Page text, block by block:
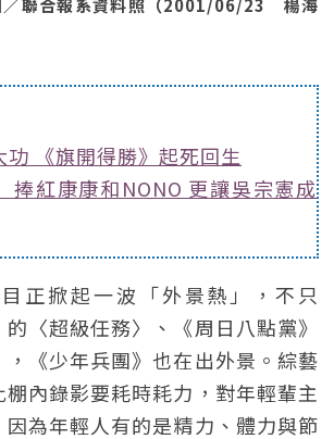
／聯合報系資料照（2001/06/23 楊海
功 《旗開得勝》起死回生
捧紅康康和NONO 更讓吳宗憲成
正掀起一波「外景熱」，不只
的〈超級任務〉、《周日八點黨》
《少年兵團》也在出外景。綜藝
內錄影要耗時耗力，對年輕輩主
為年輕人有的是精力、體力與節